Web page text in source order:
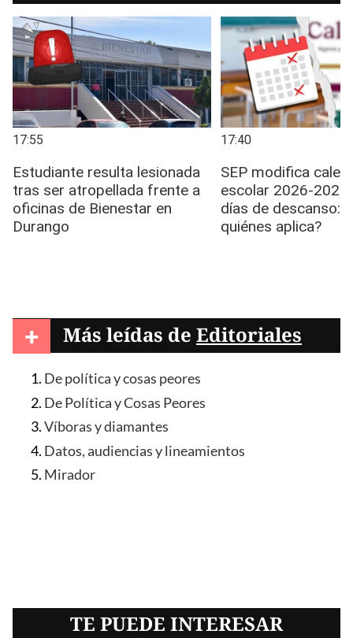
+ Más leídas de Editoriales
De política y cosas peores
De Política y Cosas Peores
Víboras y diamantes
Datos, audiencias y lineamientos
Mirador
TE PUEDE INTERESAR